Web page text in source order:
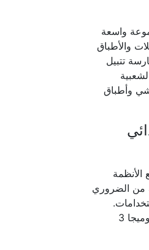
واسعة
والأطباق
تتبيل
وأطباق
من الضروري
يتميز سمك السلمون المتبل بتركيبة غنية من العناصر الغذائية الحيوية، والتي تتميز بشكل بارز بأحماض أوميجا 3